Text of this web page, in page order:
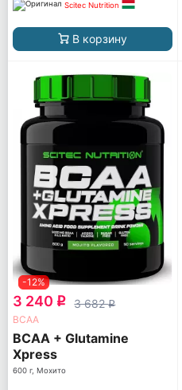
Scitec Nutrition
В корзину
-12%
3 240 q 3 682q
ВСАА
BCAA + Glutamine
Xpress
600 г, Мохито